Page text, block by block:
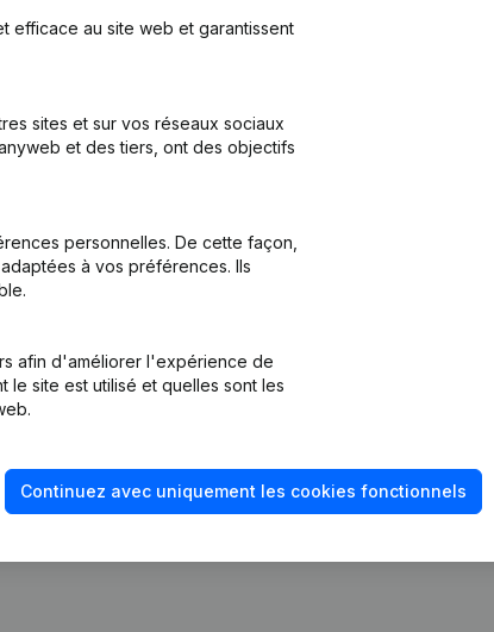
efficace au site web et garantissent
sites et sur vos réseaux sociaux
et des tiers, ont des objectifs
personnelles. De cette façon,
à vos préférences. Ils
afin d'améliorer l'expérience de
le site est utilisé et quelles sont les
Continuez avec uniquement les cookies fonctionnels
fraude
Consulter des comptes annuels
Vérification de la solvabilité